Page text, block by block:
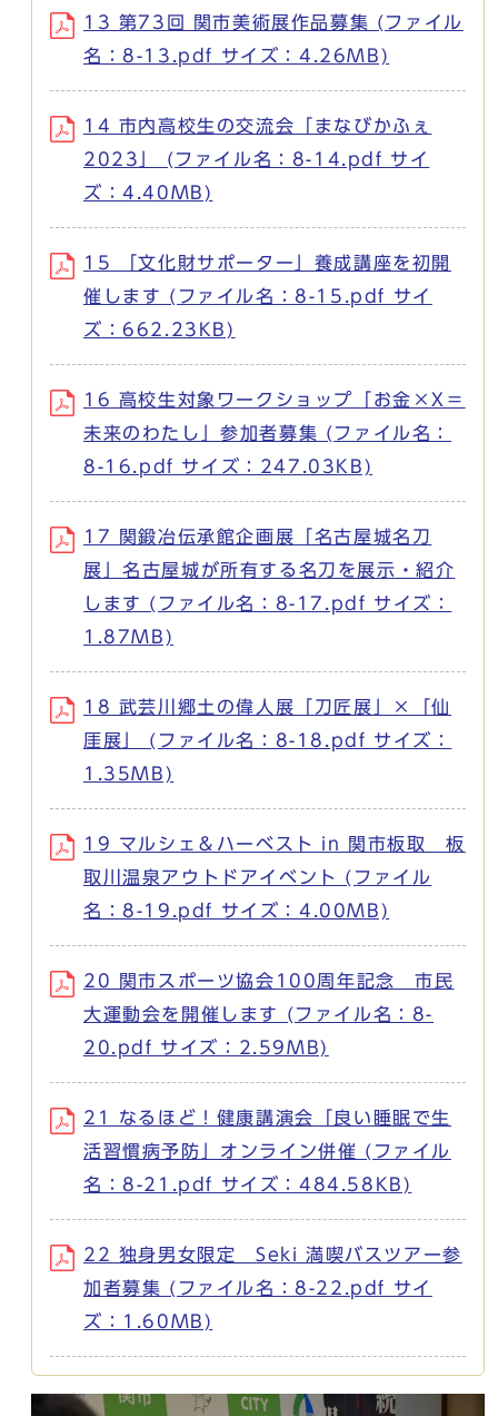
13 第73回 関市美術展作品募集 (ファイル
名：8-13.pdf サイズ：4.26MB)
14 市内高校生の交流会「まなびかふぇ
2023」 (ファイル名：8-14.pdf サイ
ズ：4.40MB)
15 「文化財サポーター」養成講座を初開
催します (ファイル名：8-15.pdf サイ
ズ：662.23KB)
16 高校生対象ワークショップ「お金×X＝
未来のわたし」参加者募集 (ファイル名：
8-16.pdf サイズ：247.03KB)
17 関鍛冶伝承館企画展「名古屋城名刀
展」名古屋城が所有する名刀を展示・紹介
します (ファイル名：8-17.pdf サイズ：
1.87MB)
18 武芸川郷土の偉人展「刀匠展」×「仙
厓展」 (ファイル名：8-18.pdf サイズ：
1.35MB)
19 マルシェ＆ハーベスト in 関市板取 板
取川温泉アウトドアイベント (ファイル
名：8-19.pdf サイズ：4.00MB)
20 関市スポーツ協会100周年記念 市民
大運動会を開催します (ファイル名：8-
20.pdf サイズ：2.59MB)
21 なるほど！健康講演会「良い睡眠で生
活習慣病予防」オンライン併催 (ファイル
名：8-21.pdf サイズ：484.58KB)
22 独身男女限定 Seki 満喫バスツアー参
加者募集 (ファイル名：8-22.pdf サイ
ズ：1.60MB)